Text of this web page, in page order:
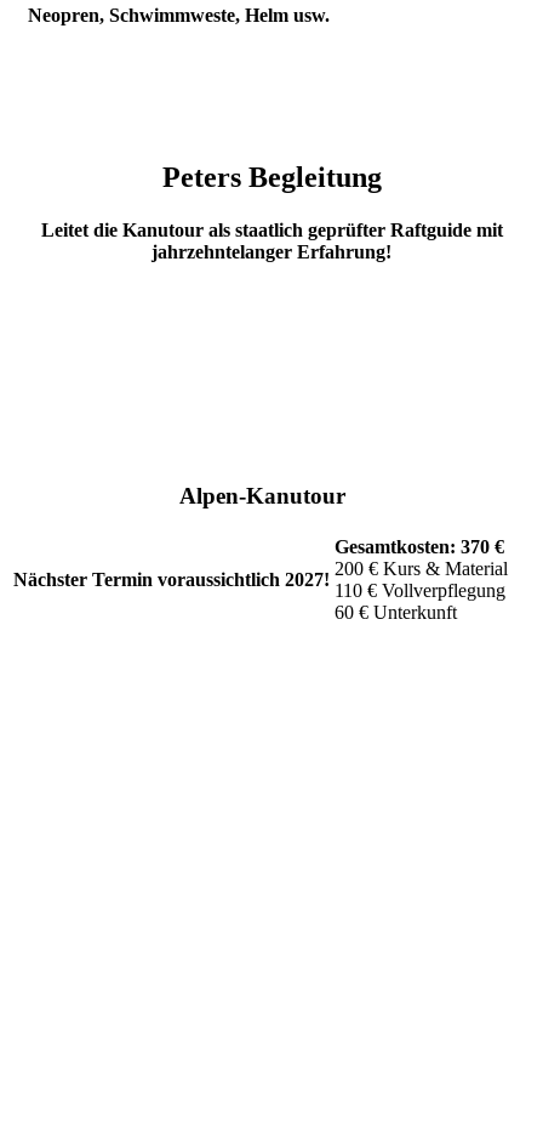
Neopren, Schwimmweste, Helm usw.
Peters Begleitung
Leitet die Kanutour als staatlich geprüfter Raftguide mit
jahrzehntelanger Erfahrung!
Alpen-Kanutour
Nächster Termin voraussichtlich 2027!
Gesamtkosten: 370 €
200 € Kurs & Material
110 € Vollverpflegung
60 € Unterkunft